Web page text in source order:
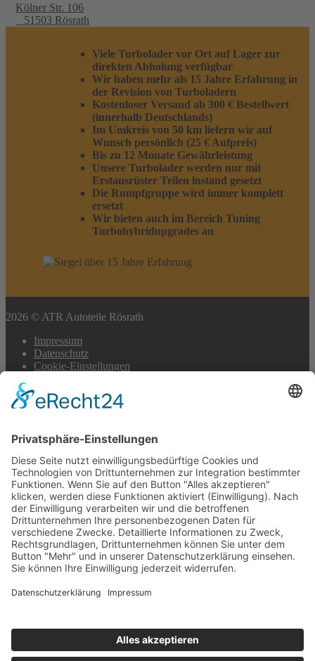
Kölner Str. 106
51503 Rösrath
Viele Turbolader vor Ort auf Lager zur
direkten Abholung verfügbar
Wir haben mehr als 15 Jahre Erfahrung in
der Revision von Turboladern
Kostenloser Versand ab 300 € Bestellwert
(innerhalb Deutschlands)
Im Umkreis von 50 km liefern wir auf
Wunsch persönlich (25 € Aufpreis)
Bis zu 12 Monate Gewährleistung
Unsere Turbolader werden nur mit
Erstausrüster Teilen instand gesetzt
Die Rumpfgruppe wird immer komplett
ersetzt
Wir bieten auch im Bereich Tuning
Turbohybridupgrades an
2026 © ATR Autoteile Rösrath
Impressum
Datenschutz
Cookie-Einstellungen
Scroll